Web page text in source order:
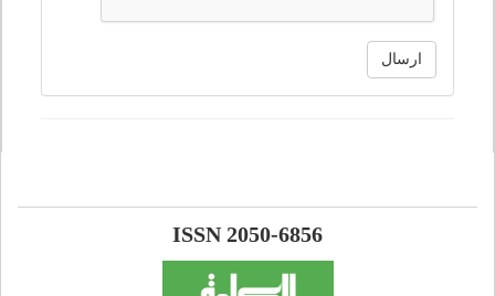
ارسال
ISSN 2050-6856